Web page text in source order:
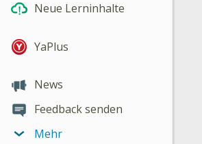
Neue Lerninhalte
YaPlus
News
Feedback senden
Mehr